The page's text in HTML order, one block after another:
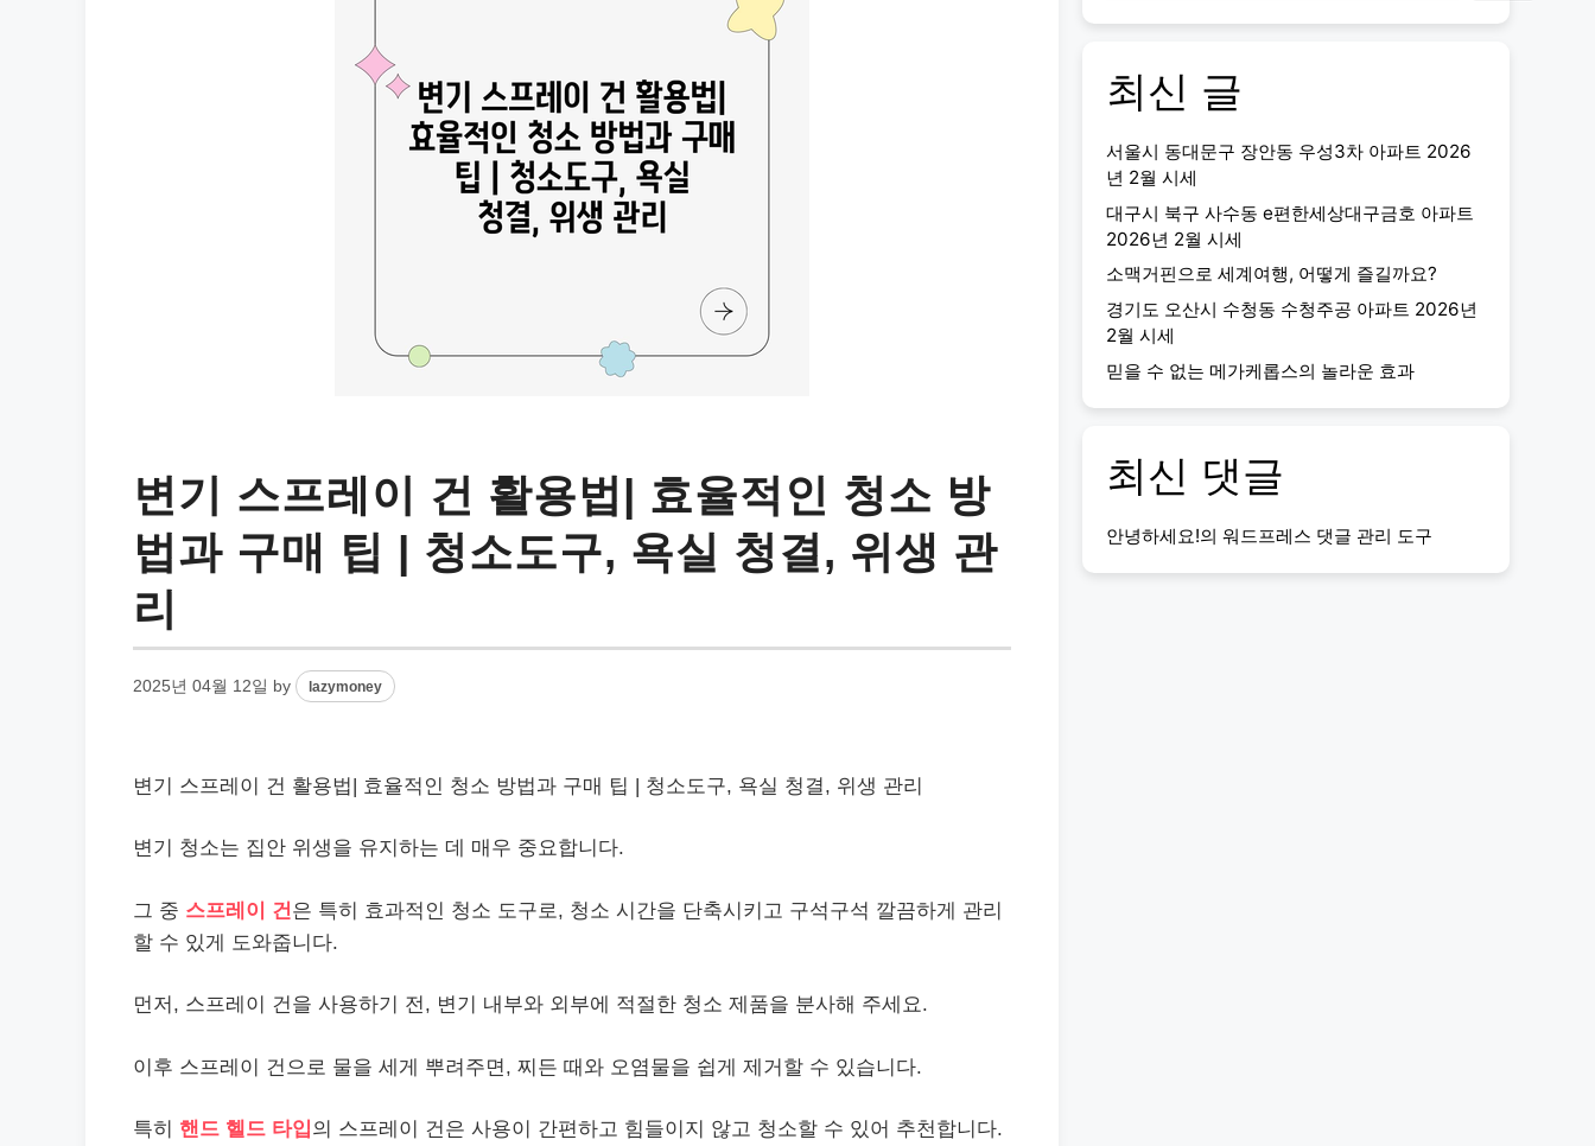
변기 스프레이 건 활용법| 효율적인 청소 방
법과 구매 팁 | 청소도구, 욕실 청결, 위생 관
리
2025년 04월 12일 by lazymoney
변기 스프레이 건 활용법| 효율적인 청소 방법과 구매 팁 | 청소도구, 욕실 청결, 위생 관리
변기 청소는 집안 위생을 유지하는 데 매우 중요합니다.
그 중 스프레이 건 은 특히 효과적인 청소 도구로, 청소 시간을 단축시키고 구석구석 깔끔하게 관리
할 수 있게 도와줍니다.
먼저, 스프레이 건을 사용하기 전, 변기 내부와 외부에 적절한 청소 제품을 분사해 주세요.
이후 스프레이 건으로 물을 세게 뿌려주면, 찌든 때와 오염물을 쉽게 제거할 수 있습니다.
특히 핸드 헬드 타입의 스프레이 건은 사용이 간편하고 힘들이지 않고 청소할 수 있어 추천합니다.
최신 글
서울시 동대문구 장안동 우성3차 아파트 2026
년 2월 시세
대구시 북구 사수동 e편한세상대구금호 아파트
2026년 2월 시세
소맥거핀으로 세계여행, 어떻게 즐길까요?
경기도 오산시 수청동 수청주공 아파트 2026년
2월 시세
믿을 수 없는 메가케롭스의 놀라운 효과
최신 댓글
안녕하세요!의 워드프레스 댓글 관리 도구